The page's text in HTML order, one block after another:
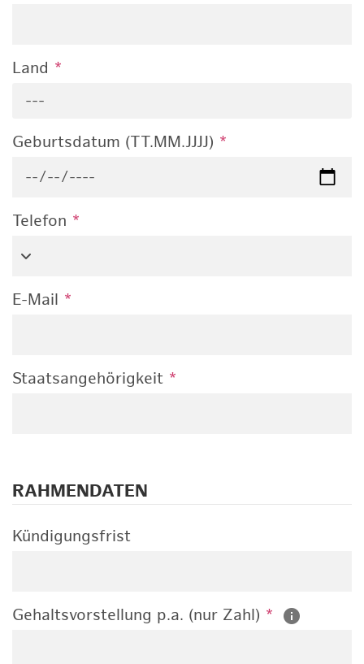
Land *
---
Geburtsdatum (TT.MM.JJJJ) *
Telefon *
E-Mail *
Staatsangehörigkeit *
RAHMENDATEN
Kündigungsfrist
Gehaltsvorstellung p.a. (nur Zahl) *